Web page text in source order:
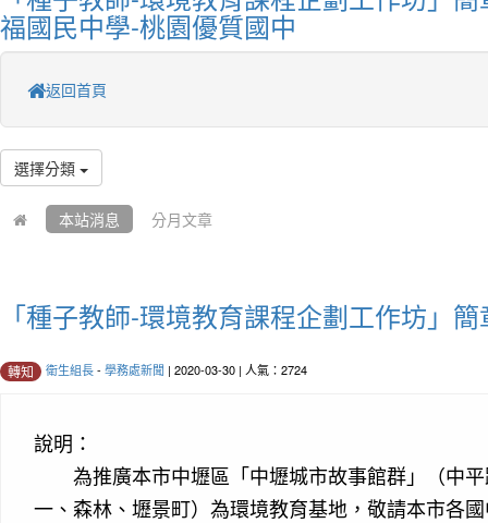
福國民中學-桃園優質國中
返回首頁
選擇分類
本站消息 分月文章
「種子教師-環境教育課程企劃工作坊」
轉知 衛生組長- 學務處新聞 | 2020-03-30 | 人氣：2724
說明：
一、
為推廣本市中壢區「中壢城市故事館群」（中
森林、壢景町）為環境教育基地，敬請本市各